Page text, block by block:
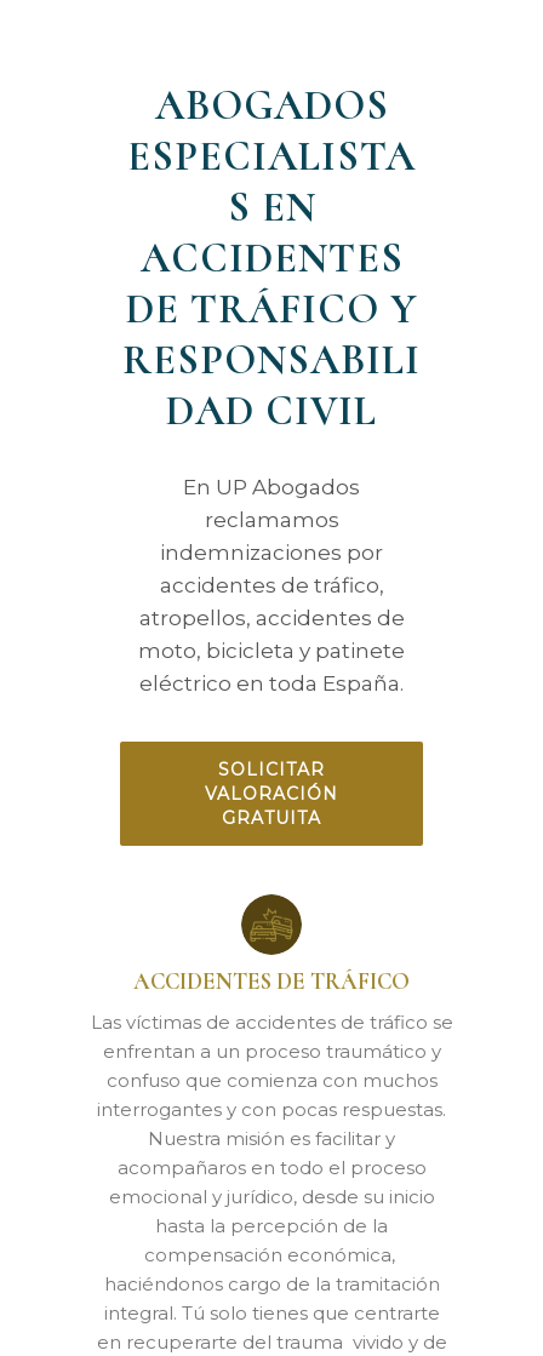
ABOGADOS
ESPECIALISTA
S EN
ACCIDENTES
DE TRÁFICO Y
RESPONSABILI
DAD CIVIL
En UP Abogados
reclamamos
indemnizaciones por
accidentes de tráfico,
atropellos, accidentes de
moto, bicicleta y patinete
eléctrico en toda España.
SOLICITAR
VALORACIÓN
GRATUITA
ACCIDENTES DE TRÁFICO
Las víctimas de accidentes de tráfico se
enfrentan a un proceso traumático y
confuso que comienza con muchos
interrogantes y con pocas respuestas.
Nuestra misión es facilitar y
acompañaros en todo el proceso
emocional y jurídico, desde su inicio
hasta la percepción de la
compensación económica,
haciéndonos cargo de la tramitación
integral. Tú solo tienes que centrarte
en recuperarte del trauma vivido y de